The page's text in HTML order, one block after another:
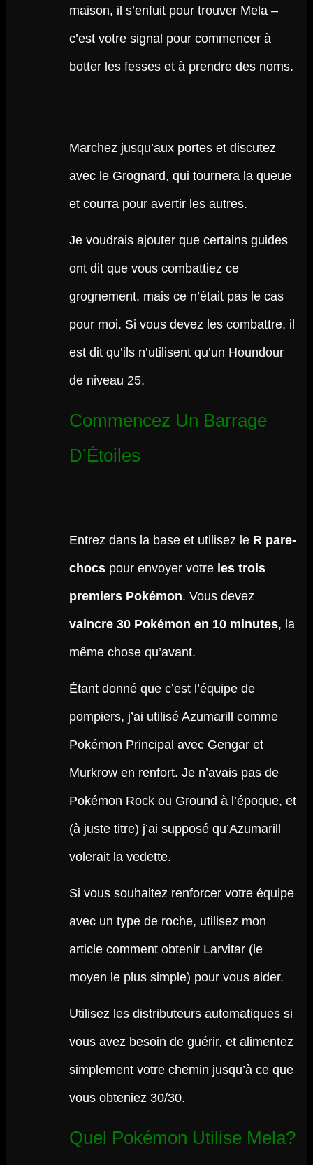
maison, il s’enfuit pour trouver Mela –
c’est votre signal pour commencer à
botter les fesses et à prendre des noms.
Marchez jusqu’aux portes et discutez
avec le Grognard, qui tournera la queue
et courra pour avertir les autres.
Je voudrais ajouter que certains guides
ont dit que vous combattiez ce
grognement, mais ce n’était pas le cas
pour moi. Si vous devez les combattre, il
est dit qu’ils n’utilisent qu’un Houndour
de niveau 25.
Commencez Un Barrage
D’Étoiles
Entrez dans la base et utilisez le R pare-
chocs pour envoyer votre les trois
premiers Pokémon. Vous devez
vaincre 30 Pokémon en 10 minutes, la
même chose qu’avant.
Étant donné que c’est l’équipe de
pompiers, j’ai utilisé Azumarill comme
Pokémon Principal avec Gengar et
Murkrow en renfort. Je n’avais pas de
Pokémon Rock ou Ground à l’époque, et
(à juste titre) j’ai supposé qu’Azumarill
volerait la vedette.
Si vous souhaitez renforcer votre équipe
avec un type de roche, utilisez mon
article comment obtenir Larvitar (le
moyen le plus simple) pour vous aider.
Utilisez les distributeurs automatiques si
vous avez besoin de guérir, et alimentez
simplement votre chemin jusqu’à ce que
vous obteniez 30/30.
Quel Pokémon Utilise Mela?